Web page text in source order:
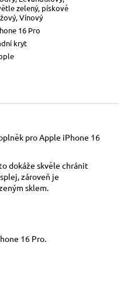
zelený, pískově
Vínový
16 Pro
kryt
pro Apple iPhone 16
dokáže skvěle chránit
zároveň je
sklem.
16 Pro.